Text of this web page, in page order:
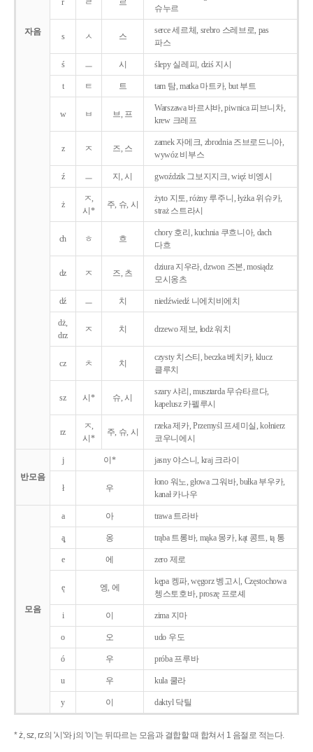
자음
r ㄹ 르
슈누르
s ㅅ 스
serce 세르체, srebro 스레브로, pas
파스
ś ㅡ 시 ślepy 실레피, dziś 지시
t ㅌ 트 tam 탐, matka 마트카, but 부트
w ㅂ 브, 프
Warszawa 바르샤바, piwnica 피브니차,
krew 크레프
z ㅈ 즈, 스
zamek 자메크, zbrodnia 즈브로드니아,
wywóz 비부스
ź ㅡ 지, 시 gwoździk 그보지지크, więź 비엥시
ż
ㅈ,
시*
주, 슈, 시
żyto 지토, różny 루주니, łyżka 위슈카,
straż 스트라시
ch ㅎ 흐
chory 호리, kuchnia 쿠흐니아, dach
다흐
dz ㅈ 즈, 츠
dziura 지우라, dzwon 즈본, mosiądz
모시옹츠
dź ㅡ 치 niedźwiedź 니에치비에치
dż,
drz
ㅈ 치 drzewo 제보, łodż 워치
cz ㅊ 치
czysty 치스티, beczka 베치카, klucz
클루치
sz 시* 슈, 시
szary 샤리, musztarda 무슈타르다,
kapelusz 카펠루시
rz
ㅈ,
시*
주, 슈, 시
rzeka 제카, Przemyśl 프셰미실, kołnierz
코우니에시
반모음
j 이* jasny 야스니, kraj 크라이
ł 우
łono 워노, głowa 그워바, bułka 부우카,
kanał 카나우
모음
a 아 trawa 트라바
ą̨ 옹 trąba 트롱바, mąka 몽카, kąt 콩트, tą 통
e 에 zero 제로
ę 엥, 에
kępa 켕파, węgorz 벵고시, Częstochowa
쳉스토호바, proszę 프로셰
i 이 zima 지마
o 오 udo 우도
ó 우 próba 프루바
u 우 kula 쿨라
y 이 daktyl 닥틸
* ż, sz, rz의 '시'와 j의 '이'는 뒤따르는 모음과 결합할 때 합쳐서 1 음절로 적는다.